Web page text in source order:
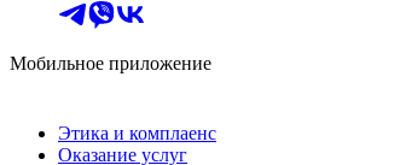
Мобильное приложение
Этика и комплаенс
Оказание услуг